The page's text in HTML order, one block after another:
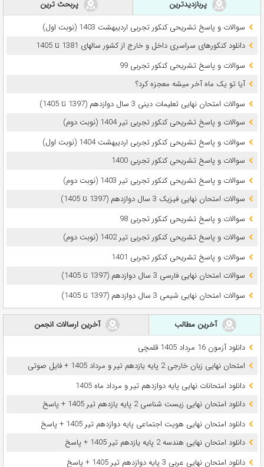
پربازدیدترین
پربحث ترین
سوالات و پاسخ تشریحی کنکور تجربی اردیبهشت 1403 (نوبت اول)
دانلود کنکورهای سراسری داخل و خارج از کشور سالهای 1381 تا 1405
سوالات و پاسخ تشریحی کنکور تجربی 99
آیا تو یک ماه آخر میشه معجزه کرد؟
سوالات امتحان نهایی تعلیمات دینی 3 سال دوازدهم (1397 تا 1405)
سوالات و پاسخ تشریحی کنکور تجربی تیر 1404 (نوبت دوم)
سوالات و پاسخ تشریحی کنکور تجربی اردیبهشت 1404 (نوبت اول)
سوالات و پاسخ تشریحی کنکور تجربی 1400
سوالات و پاسخ تشریحی کنکور تجربی تیر 1403 (نوبت دوم)
سوالات امتحان نهایی فیزیک 3 سال دوازدهم (1397 تا 1405)
سوالات و پاسخ تشریحی کنکور تجربی 98
سوالات و پاسخ تشریحی کنکور تجربی تیر 1402 (نوبت دوم)
سوالات و پاسخ تشریحی کنکور تجربی 1401
سوالات امتحان نهایی فارسی 3 سال دوازدهم (1397 تا 1405)
سوالات امتحان نهایی شیمی 3 سال دوازدهم (1397 تا 1405)
آخرین مطالب
آخرین ارسالات انجمن
دانلود آزمون 16 مرداد 1405 قلمچی
امتحان نهایی زبان خارجی 2 پایه یازدهم تیر و مرداد 1405 + فایل صوتی
دانلود امتحانات نهایی پایه دوازدهم تیر و مرداد ماه 1405
دانلود امتحان نهایی زیست شناسی 2 پایه یازدهم تیر 1405 + پاسخ
دانلود امتحان نهایی هویت اجتماعی پایه دوازدهم تیر 1405 + پاسخ
دانلود امتحان نهایی هندسه 2 پایه یازدهم تیر 1405 + پاسخ
دانلود امتحان نهایی عربی 3 پایه دوازدهم تیر 1405 + پاسخ